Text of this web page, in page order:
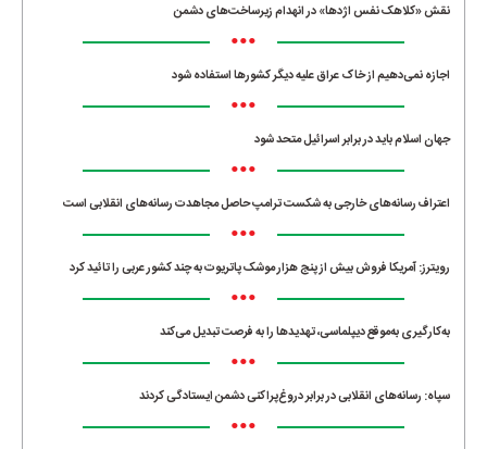
نقش «کلاهک نفس اژدها» در انهدام زیرساخت‌های دشمن
•••
اجازه نمی‌دهیم از خاک عراق علیه دیگر کشورها استفاده شود
•••
جهان اسلام باید در برابر اسرائیل متحد شود
•••
اعتراف رسانه‌های خارجی به شکست ترامپ حاصل مجاهدت رسانه‌های انقلابی است
•••
رویترز: آمریکا فروش بیش از پنج هزار موشک پاتریوت به چند کشور عربی را تائید کرد
•••
به‌کارگیری به‌موقع دیپلماسی، تهدیدها را به فرصت تبدیل می‌کند
•••
سپاه: رسانه‌های انقلابی در برابر دروغ‌پراکنی دشمن ایستادگی کردند
•••